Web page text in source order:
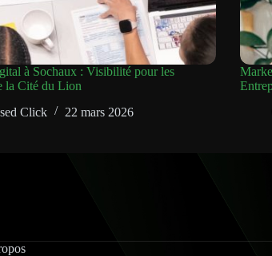
à Sochaux : Visibilité pour les
la Cité du Lion
Click
22 mars 2026